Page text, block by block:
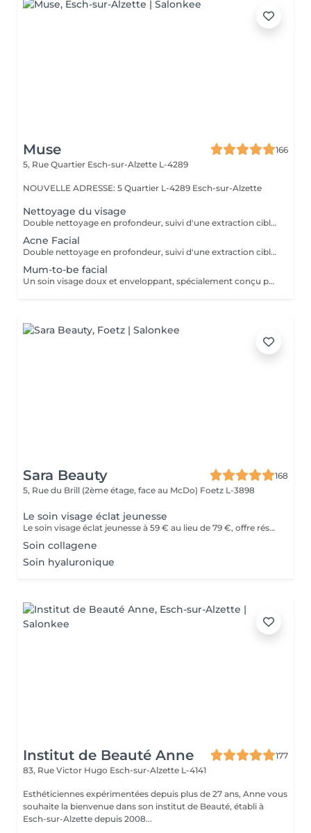
Muse
166
5, Rue Quartier Esch-sur-Alzette L-4289
NOUVELLE ADRESSE: 5 Quartier L-4289 Esch-sur-Alzette
Nettoyage du visage
Double nettoyage en profondeur, suivi d'une extraction ciblée. Soin spécifique adapté aux besoins de votre peau, avec application d'un sérum et d'un masque pour purifier, rééquilibrer et illuminer le teint. Si la peau présente une inflammation ou de l'acné active, il est recommandé de privilégier le soin visage acné, plus adapté et respectueux de l'état cutané.
Acne Facial
Double nettoyage en profondeur, suivi d'une extraction ciblée. Selon l'état de la peau et le niveau d'inflammation, le soin peut inclure un peeling ou un traitement spécifique. Application d'un sérum adapté et d'un masque apaisant pour rééquilibrer la peau.
Mum-to-be facial
Un soin visage doux et enveloppant, spécialement conçu pour les futures mamans. Double nettoyage délicat, suivi d'un soin adapté aux besoins de la peau pendant la grossesse. Application d'un sérum et d'un masque pour hydrater, apaiser et révéler l'éclat naturel. Un moment de calme et de reconnexion, pour prendre soin de vous et de la vie que vous portez
Sara Beauty
168
5, Rue du Brill (2ème étage, face au McDo) Foetz L-3898
Le soin visage éclat jeunesse
Le soin visage éclat jeunesse à 59 € au lieu de 79 €, offre réservée au moins de 25 ans. Purifie, hydrate et illumine ta peau parce qu'une peau éclatante, ça se travaille jeune
Soin collagene
Soin hyaluronique
Institut de Beauté Anne
177
83, Rue Victor Hugo Esch-sur-Alzette L-4141
Esthéticiennes expérimentées depuis plus de 27 ans, Anne vous
souhaite la bienvenue dans son institut de Beauté, établi à
Esch-sur-Alzette depuis 2008...